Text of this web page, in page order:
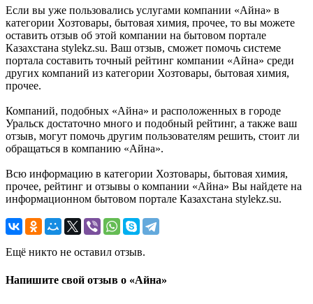
Если вы уже пользовались услугами компании «Айна» в
категории Хозтовары, бытовая химия, прочее, то вы можете
оставить отзыв об этой компании на бытовом портале
Казахстана stylekz.su. Ваш отзыв, сможет помочь системе
портала составить точный рейтинг компании «Айна» среди
других компаний из категории Хозтовары, бытовая химия,
прочее.
Компаний, подобных «Айна» и расположенных в городе
Уральск достаточно много и подобный рейтинг, а также ваш
отзыв, могут помочь другим пользователям решить, стоит ли
обращаться в компанию «Айна».
Всю информацию в категории Хозтовары, бытовая химия,
прочее, рейтинг и отзывы о компании «Айна» Вы найдете на
информационном бытовом портале Казахстана stylekz.su.
Ещё никто не оставил отзыв.
Напишите свой отзыв о «Айна»